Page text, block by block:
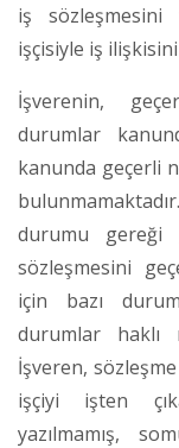
iş
işçisiyle iş
İşverenin,
durumlar
kanunda geçerli
durumu gereği
sözleşmesini
için bazı
durumlar haklı
İşveren,
işçiyi işten
yazılmamış,